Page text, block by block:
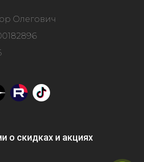
Олегович
о скидках и акциях